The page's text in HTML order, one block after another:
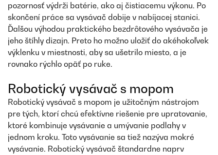
pozornosť výdrži batérie, ako aj čistiacemu výkonu. Po
skončení práce sa vysávač dobije v nabíjacej stanici.
Ďalšou výhodou praktického bezdrôtového vysávača je
jeho štíhly dizajn. Preto ho možno uložiť do akéhokoľvek
výklenku v miestnosti, aby sa ušetrilo miesto, a je
rovnako rýchlo opäť po ruke.
Robotický vysávač s mopom
Robotický vysávač s mopom je užitočným nástrojom
pre tých, ktorí chcú efektívne riešenie pre upratovanie,
ktoré kombinuje vysávanie a umývanie podlahy v
jednom kroku. Toto vysávanie sa tiež nazýva mokré
vysávanie. Robotický vysávač štandardne naprv